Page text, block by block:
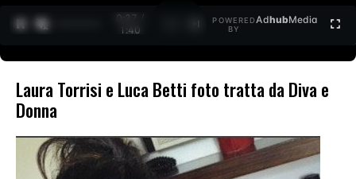
0:27 /
1:40
POWERED
BY
AdhubMedia
Laura Torrisi e Luca Betti foto tratta da Diva e
Donna